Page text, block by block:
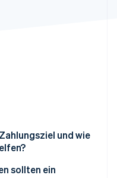
Lösungen für die
und wie
sollten ein